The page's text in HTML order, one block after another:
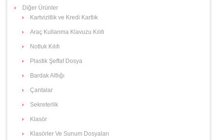
Diğer Ürünler
Kartvizitlik ve Kredi Kartlık
Araç Kullanma Klavuzu Kılıfı
Notluk Kılıfı
Plastik Şeffaf Dosya
Bardak Altlığı
Çantalar
Sekreterlik
Klasör
Klasörler Ve Sunum Dosyaları